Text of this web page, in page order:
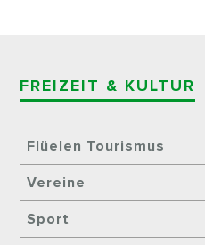
FREIZEIT & KULTUR
Flüelen Tourismus
Vereine
Sport